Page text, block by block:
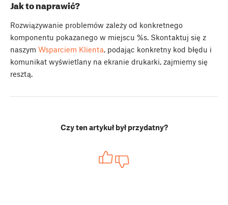
Jak to naprawić?
Rozwiązywanie problemów zależy od konkretnego
komponentu pokazanego w miejscu %s. Skontaktuj się z
naszym Wsparciem Klienta, podając konkretny kod błędu i
komunikat wyświetlany na ekranie drukarki, zajmiemy się
resztą.
Czy ten artykuł był przydatny?